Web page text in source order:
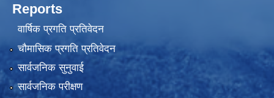
Reports
वार्षिक प्रगति प्रतिवेदन
चौमासिक प्रगति प्रतिवेदन
सार्वजनिक सुनुवाई
सार्वजनिक परीक्षण